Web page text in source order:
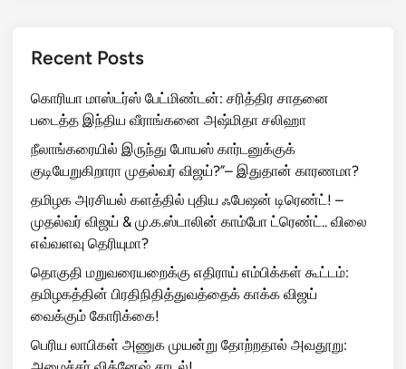
Recent Posts
கொரியா மாஸ்டர்ஸ் பேட்மிண்டன்: சரித்திர சாதனை
படைத்த இந்திய வீராங்கனை அஷ்மிதா சலிஹா
நீலாங்கரையில் இருந்து போயஸ் கார்டனுக்குக்
குடியேறுகிறாரா முதல்வர் விஜய்?”– இதுதான் காரணமா?
தமிழக அரசியல் களத்தில் புதிய ஃபேஷன் டிரெண்ட்! –
முதல்வர் விஜய் & மு.க.ஸ்டாலின் காம்போ ட்ரெண்ட்.. விலை
எவ்வளவு தெரியுமா?
தொகுதி மறுவரையறைக்கு எதிராய் எம்பிக்கள் கூட்டம்:
தமிழகத்தின் பிரதிநிதித்துவத்தைக் காக்க விஜய்
வைக்கும் கோரிக்கை!
பெரிய லாபிகள் அணுக முயன்று தோற்றதால் அவதூறு: